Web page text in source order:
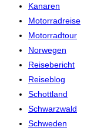
Kanaren
Motorradreise
Motorradtour
Norwegen
Reisebericht
Reiseblog
Schottland
Schwarzwald
Schweden